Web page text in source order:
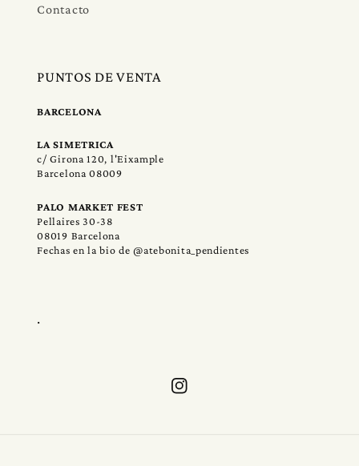
Contacto
PUNTOS DE VENTA
BARCELONA
LA SIMETRICA
c/ Girona 120, l'Eixample
Barcelona 08009
PALO MARKET FEST
Pellaires 30-38
08019 Barcelona
Fechas en la bio de @atebonita_pendientes
.
Instagram